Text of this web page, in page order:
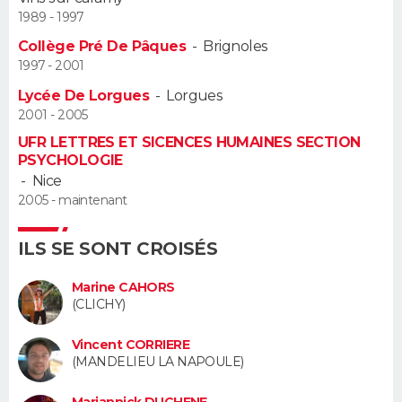
VOYAGE
BONS PLANS
CARTE DE VOEUX
Carte de Noël
Carte Bonne année
Carte Saint-Valentin
Carte Pâques
Carte d'anniversaire
DICTIONNAIRE
Dictionnaire
Biographies
Citations
Expressions
Proverbes
PROGRAMME TV
S'inscrire
Se connecter
Lycées
Collèges
Primaires
Universités
Entreprises
Service militaire
Avis de recherche
AVIS DE DÉCÈS
1989 - 1997
Collège Pré De Pâques- Brignoles
1997 - 2001
Lycée De Lorgues- Lorgues
2001 - 2005
UFR LETTRES ET SICENCES HUMAINES SECTION
PSYCHOLOGIE
- Nice
2005 - maintenant
ILS SE SONT CROISÉS
Marine CAHORS
(CLICHY)
Vincent CORRIERE
(MANDELIEU LA NAPOULE)